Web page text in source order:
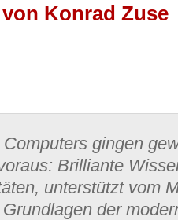
Konrad Zuse
gingen
Brilliante
unterstützt vom
der